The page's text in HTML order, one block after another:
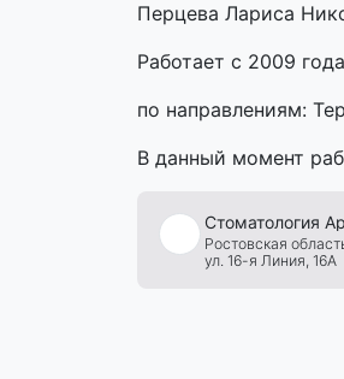
Перцева Лариса
Работает с 2009 года
по направлениям:
В данный момент
Стоматология
Ростовская
ул. 16-я Линия, 16А